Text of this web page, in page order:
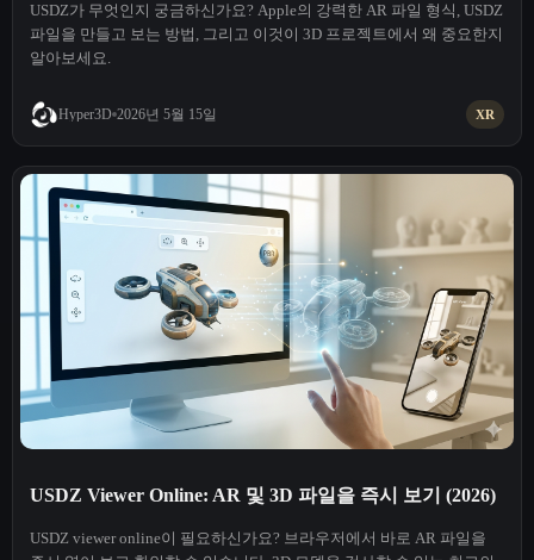
USDZ가 무엇인지 궁금하신가요? Apple의 강력한 AR 파일 형식, USDZ
파일을 만들고 보는 방법, 그리고 이것이 3D 프로젝트에서 왜 중요한지
알아보세요.
Hyper3D 2026년 5월 15일 XR
USDZ Viewer Online: AR 및 3D 파일을 즉시 보기 (2026)
USDZ viewer online이 필요하신가요? 브라우저에서 바로 AR 파일을